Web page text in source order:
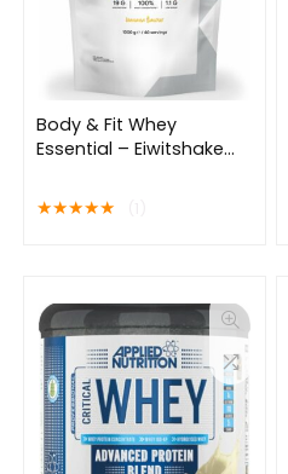
Body & Fit Whey
Essential – Eiwitshake
Poeder – Whey Protein –
40 shakes (1000 gram)
★★★★★